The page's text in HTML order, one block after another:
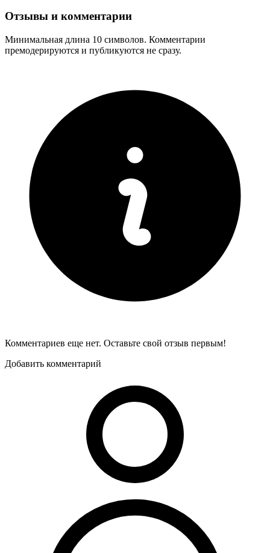
Отзывы и комментарии
Минимальная длина 10 символов. Комментарии
премодерируются и публикуются не сразу.
Комментариев еще нет. Оставьте свой отзыв первым!
Добавить комментарий